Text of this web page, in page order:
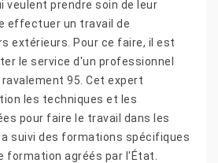
veulent prendre soin de leur
effectuer un travail de
extérieurs. Pour ce faire, il est
le service d'un professionnel
95. Cet expert
les techniques et les
pour faire le travail dans les
suivi des formations spécifiques
formation agréés par l'État.